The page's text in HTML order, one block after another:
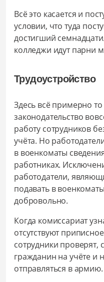
Всё это касается и
условии, что туда
достигший
колледжи идут парни
Трудоустройство
Здесь всё примерно
законодательство
работу сотрудников
учёта. Но
в военкоматы
работниках.
работодатели,
подавать в
добровольно.
Когда комиссариат
отсутствуют
сотрудники проверят,
гражданин на учёте и
отправляться в армию.